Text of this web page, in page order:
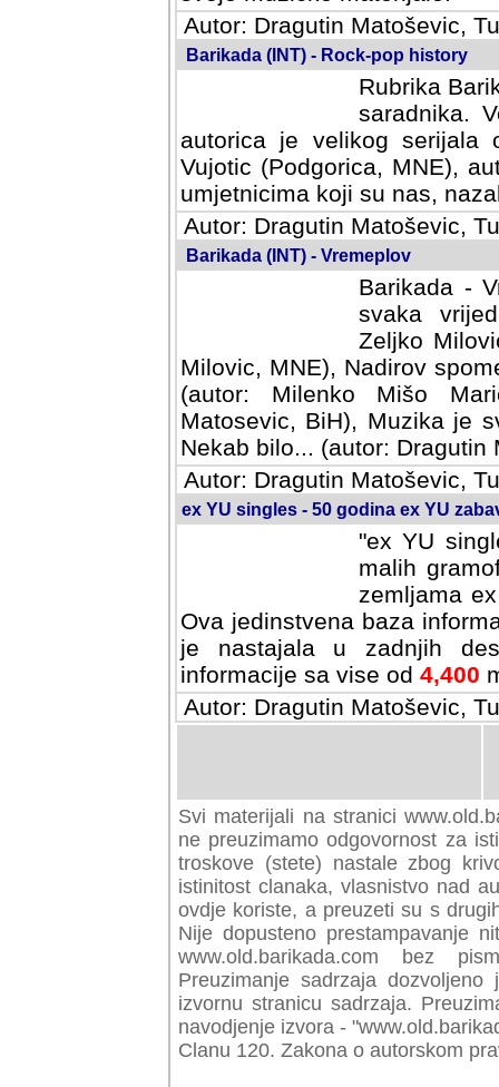
Autor: Dragutin Matoševic,
Barikada (INT) - Rock-pop history
Rubrika
saradnika.
autorica je velikog serijala
Vujotic (Podgorica, MNE),
umjetnicima koji su nas,
Autor: Dragutin Matoševic,
Barikada (INT) - Vremeplov
Barikada -
svaka
Milovic,
MNE), Nadirov spomenar
Milenko Mišo Maric, UK),
Muzika je svirala (autor:
(autor: Dragutin Matosevic,
Autor: Dragutin Matoševic,
ex YU singles - 50 godina ex YU
"ex YU
malih
zemljama
Ova jedinstvena baza
je nastajala u zadnjih
informacije sa vise od 4,400
Autor: Dragutin Matoševic,
Svi materijali na stranici
preuzimamo odgovornost za
troskove (stete) nastale zbog
istinitost clanaka, vlasnistvo nad
ovdje koriste, a preuzeti su s
Nije dopusteno prestampavanje
www.old.barikada.com bez
Preuzimanje sadrzaja
izvornu stranicu sadrzaja.
navodjenje izvora -
Clanu 120. Zakona o autorskom